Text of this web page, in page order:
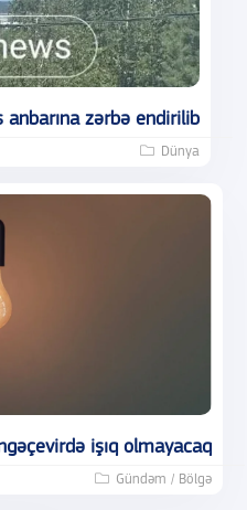
zərbə endirilib
Dünya
işıq olmayacaq
Gündəm / Bölgə